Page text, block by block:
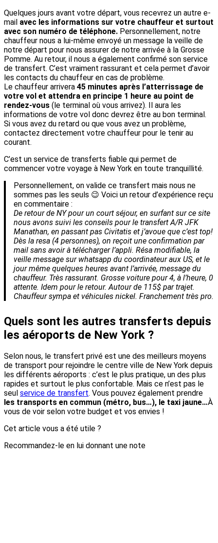
Quelques jours avant votre départ, vous recevrez un autre e-
mail avec les informations sur votre chauffeur et surtout
avec son numéro de téléphone. Personnellement, notre
chauffeur nous a lui-même envoyé un message la veille de
notre départ pour nous assurer de notre arrivée à la Grosse
Pomme. Au retour, il nous a également confirmé son service
de transfert. C’est vraiment rassurant et cela permet d’avoir
les contacts du chauffeur en cas de problème.
Le chauffeur arrivera 45 minutes après l’atterrissage de
votre vol et attendra en principe 1 heure au point de
rendez-vous (le terminal où vous arrivez). Il aura les
informations de votre vol donc devrez être au bon terminal.
Si vous avez du retard ou que vous avez un problème,
contactez directement votre chauffeur pour le tenir au
courant.
C’est un service de transferts fiable qui permet de
commencer votre voyage à New York en toute tranquillité.
Personnellement, on valide ce transfert mais nous ne
sommes pas les seuls 😉 Voici un retour d’expérience reçu
en commentaire :
De retour de NY pour un court séjour, en surfant sur ce site
nous avons suivi les conseils pour le transfert A/R JFK
Manathan, en passant pas Civitatis et j’avoue que c’est top!
Dès la resa (4 personnes), on reçoit une confirmation par
mail sans avoir à télécharger l’appli. Résa modifiable, la
veille message sur whatsapp du coordinateur aux US, et le
jour même quelques heures avant l’arrivée, message du
chauffeur. Très rassurant. Grosse voiture pour 4, à l’heure, 0
attente. Idem pour le retour. Autour de 115$ par trajet.
Chauffeur sympa et véhicules nickel. Franchement très pro.
Quels sont les autres transferts depuis
les aéroports de New York ?
Selon nous, le transfert privé est une des meilleurs moyens
de transport pour rejoindre le centre ville de New York depuis
les différents aéroports : c’est le plus pratique, un des plus
rapides et surtout le plus confortable. Mais ce n’est pas le
seul service de transfert. Vous pouvez également prendre
les transports en commun (métro, bus…), le taxi jaune…À
vous de voir selon votre budget et vos envies !
Cet article vous a été utile ?
Recommandez-le en lui donnant une note